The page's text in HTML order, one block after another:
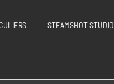
STEAMSHOT STUDIO